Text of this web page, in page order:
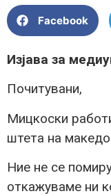
Facebook
Изјава за
Почитувани,
Мицкоски
штета на
Ние не се
откажуваме ни